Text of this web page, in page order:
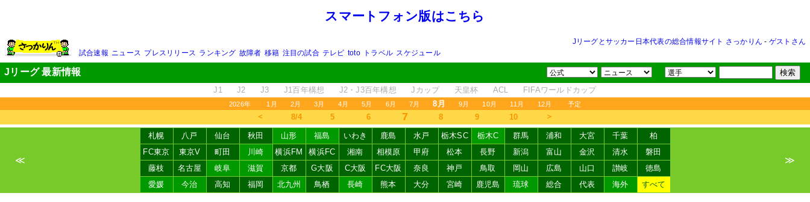
スマートフォン版はこちら
Jリーグとサッカー日本代表の総合情報サイト さっかりん - ゲストさん
試合速報 ニュース プレスリリース ランキング 故障者 移籍 注目の試合 テレビ toto トラベル スケジュール
Jリーグ 最新情報
J1 J2 J3 J1百年構想 J2・J3百年構想 Jカップ 天皇杯 ACL FIFAワールドカップ
2026年 1月 2月 3月 4月 5月 6月 7月 8月 9月 10月 11月 12月 予定
＜ 8/4 5 6 7 8 9 10 ＞
≪
札幌 八戸 仙台 秋田 山形 福島 いわき 鹿島 水戸 栃木SC 栃木C 群馬 浦和 大宮 千葉
柏
FC東京
東京V 町田 川崎 横浜FM 横浜FC 湘南 相模原 甲府 松本 長野 新潟 富山 金沢 清水
磐田
藤枝
名古屋 岐阜 滋賀 京都 G大阪 C大阪 FC大阪 奈良 神戸 鳥取 岡山 広島 山口 讃岐
徳島
愛媛
今治 高知 福岡 北九州 鳥栖 長崎 熊本 大分 宮崎 鹿児島 琉球 総合 代表 海外 すべて
≫